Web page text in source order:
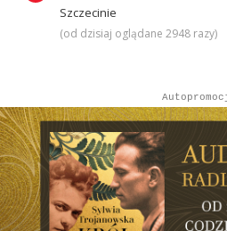
Szczecinie
(od dzisiaj oglądane 2948 razy)